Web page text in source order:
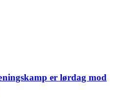
er lørdag mod